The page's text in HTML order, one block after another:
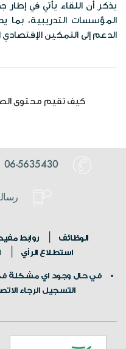
يذكر أن اللقاء يأتي في
المؤسسات التدريبية، بما
الدعم إلى التمكين الإقتصادي
كيف تقيم محتوى
06-5635430
رسالة : 180
الوظائف روابط
استطلاع الرأي
في حال وجود اي مشكلة في
التسجيل الرجاء